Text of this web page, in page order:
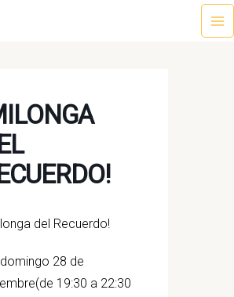
del Recuerdo!
domingo 28 de
19:30 a 22:30